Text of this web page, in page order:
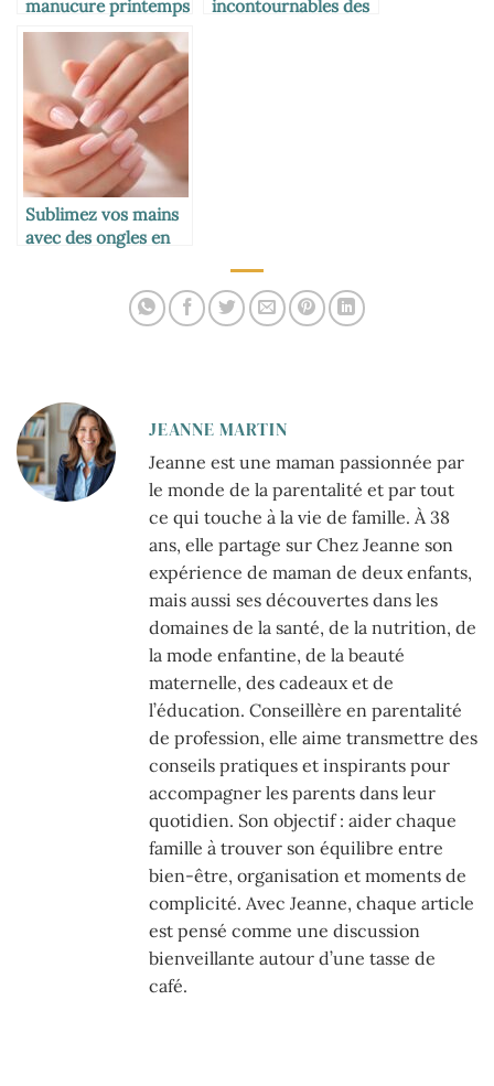
manucure printemps
2026 : les ongles à
adopter pour une
saison éclatante
incontournables des
Sublimez vos mains
avec des ongles en
JEANNE MARTIN
Jeanne est une maman passionnée par
le monde de la parentalité et par tout
ce qui touche à la vie de famille. À 38
ans, elle partage sur Chez Jeanne son
expérience de maman de deux enfants,
mais aussi ses découvertes dans les
domaines de la santé, de la nutrition, de
la mode enfantine, de la beauté
maternelle, des cadeaux et de
l’éducation. Conseillère en parentalité
de profession, elle aime transmettre des
conseils pratiques et inspirants pour
accompagner les parents dans leur
quotidien. Son objectif : aider chaque
famille à trouver son équilibre entre
bien-être, organisation et moments de
complicité. Avec Jeanne, chaque article
est pensé comme une discussion
bienveillante autour d’une tasse de
café.